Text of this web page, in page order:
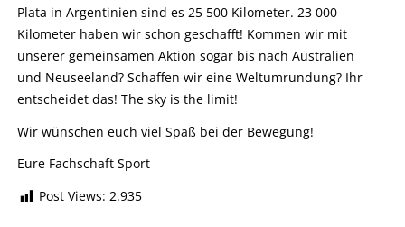
Plata in Argentinien sind es 25 500 Kilometer. 23 000
Kilometer haben wir schon geschafft! Kommen wir mit
unserer gemeinsamen Aktion sogar bis nach Australien
und Neuseeland? Schaffen wir eine Weltumrundung? Ihr
entscheidet das! The sky is the limit!
Wir wünschen euch viel Spaß bei der Bewegung!
Eure Fachschaft Sport
Post Views: 2.935